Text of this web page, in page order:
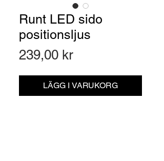
Runt LED sido
positionsljus
239,00 krPris
LÄGG I VARUKORG